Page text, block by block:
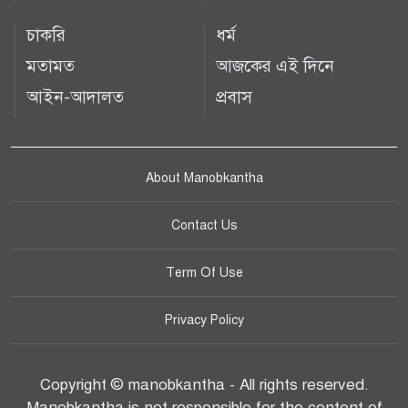
চাকরি
মতামত
আইন-আদালত
ধর্ম
আজকের এই দিনে
প্রবাস
About Manobkantha
Contact Us
Term Of Use
Privacy Policy
Copyright © manobkantha - All rights reserved.